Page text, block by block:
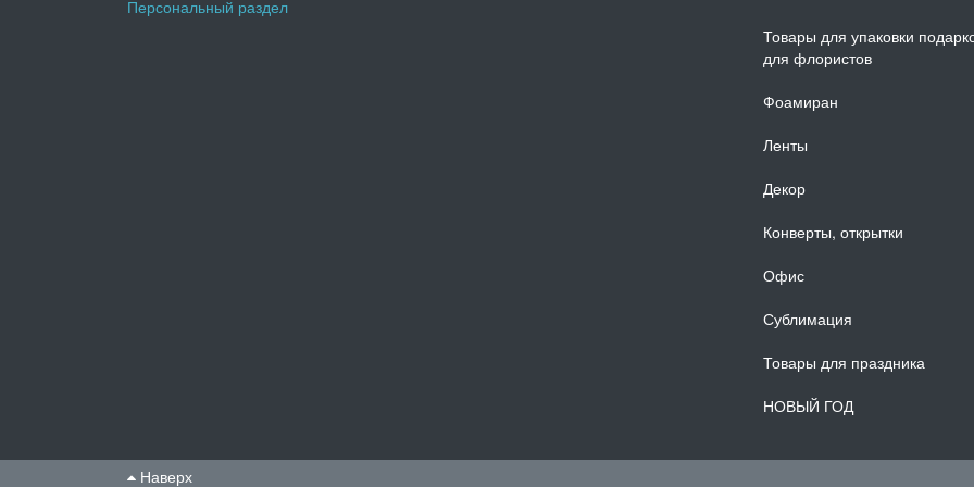
Товары для упаковки
для флористов
Фоамиран
Ленты
Декор
Конверты, открытки
Офис
Сублимация
Товары для праздника
НОВЫЙ ГОД
Персональный раздел
Наверх